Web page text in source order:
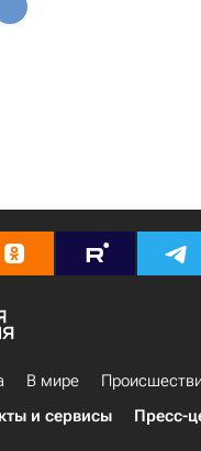
В мире
и сервисы Пресс-